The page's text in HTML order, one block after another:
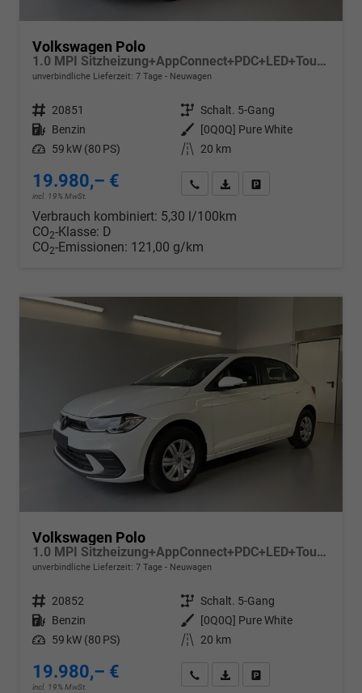
Volkswagen Polo
1.0 MPI Sitzheizung+AppConnect+PDC+LED+Touch+Lichtsensor+MultiLenkrad
unverbindliche Lieferzeit: 7 Tage Neuwagen
Fahrzeugnr. 20851 Getriebe Schalt. 5-Gang
Kraftstoff Benzin Außenfarbe
[0Q0Q] Pure White
Leistung 59 kW (80 PS) Kilometerstand 20 km
19.980,– €
incl. 19% MwSt.
Wir rufen Sie anPDF-Datei, Fahrzeugexposé
Verbrauch kombiniert: 5,30 l/100km
CO2-Klasse: D
CO2-Emissionen: 121,00 g/km
Volkswagen Polo
1.0 MPI Sitzheizung+AppConnect+PDC+LED+Touch+Lichtsensor+MultiLenkrad
unverbindliche Lieferzeit: 7 Tage Neuwagen
Fahrzeugnr. 20852 Getriebe Schalt. 5-Gang
Kraftstoff Benzin Außenfarbe
[0Q0Q] Pure White
Leistung 59 kW (80 PS) Kilometerstand 20 km
19.980,– €
incl. 19% MwSt.
Wir rufen Sie anPDF-Datei, Fahrzeugexposé